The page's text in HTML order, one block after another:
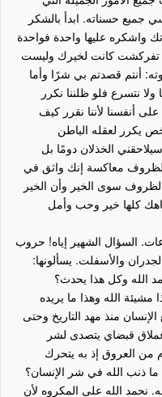
جميع حسناته. ابدأ بالشكر
واشكره عليها واحدة فواحدة
تفركشت كانت لخيرك وليست
أنتم قصدتم بي شرًا وأما
نتسرع فلو ظلننا نكرر
أنفسنا لأننا نقرر كيف
يكرر لعقله الباطن
الخذلان دومًا بل
معاكسة إنك واثق في
سوى الخير وأن الخير
كلها خير وحب وأمل
السؤال الشهير إياه! حروب
والأسفلت. يسألونها:
الله وكل هذا يحدث؟
الله وهذا ما يريده
منذ مهد التاريخ وحتى
عملاق قبضاي يتصدى لشر
من العروق إذ به يتحرك
ذنب الله في شر الإنسان؟
نحمد الله على المكروه لأن